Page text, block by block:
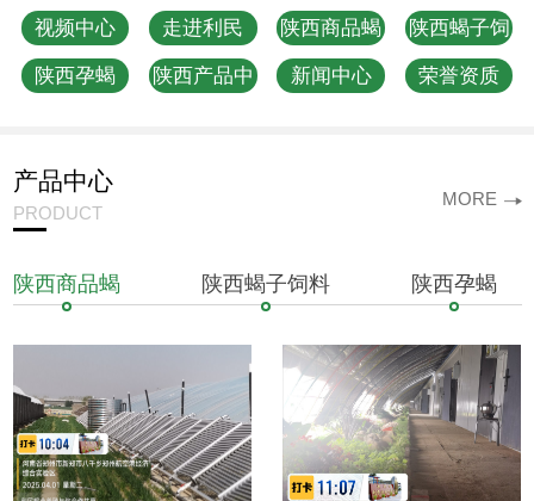
视频中心 走进利民 陕西商品蝎
陕西蝎子饲
料
陕西孕蝎
陕西产品中
新闻中心 荣誉资质
产品中心
PRODUCT
MORE
陕西商品蝎 陕西蝎子饲料 陕西孕蝎